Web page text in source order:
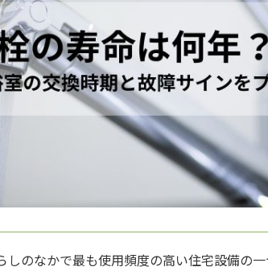
のなかで最も使用頻度の高い住宅設備の一